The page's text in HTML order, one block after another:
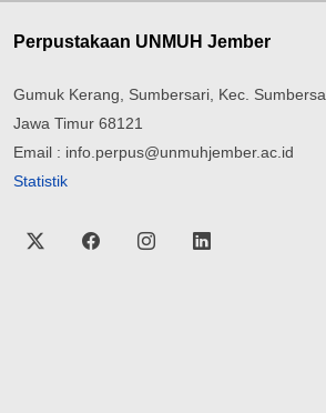
Perpustakaan UNMUH Jember
Gumuk Kerang, Sumbersari, Kec.
Jawa Timur 68121
Email : info.perpus@unmuhjember.ac.id
Statistik